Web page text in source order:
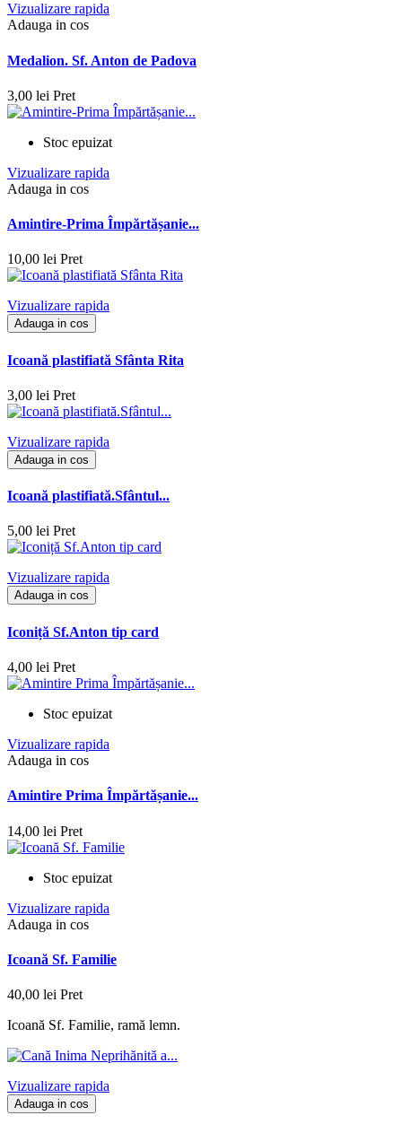
Vizualizare rapida
Adauga in cos
Medalion. Sf. Anton de Padova
3,00 lei Pret
Stoc epuizat
Vizualizare rapida
Adauga in cos
Amintire-Prima Împărtășanie...
10,00 lei Pret
Vizualizare rapida
Adauga in cos
Icoană plastifiată Sfânta Rita
3,00 lei Pret
Vizualizare rapida
Adauga in cos
Icoană plastifiată.Sfântul...
5,00 lei Pret
Vizualizare rapida
Adauga in cos
Iconiță Sf.Anton tip card
4,00 lei Pret
Stoc epuizat
Vizualizare rapida
Adauga in cos
Amintire Prima Împărtășanie...
14,00 lei Pret
Stoc epuizat
Vizualizare rapida
Adauga in cos
Icoană Sf. Familie
40,00 lei Pret
Icoană Sf. Familie, ramă lemn.
Vizualizare rapida
Adauga in cos